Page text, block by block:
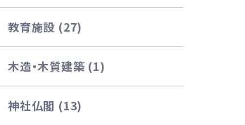
教育施設 (27)
木造・木質建築 (1)
神社仏閣 (13)